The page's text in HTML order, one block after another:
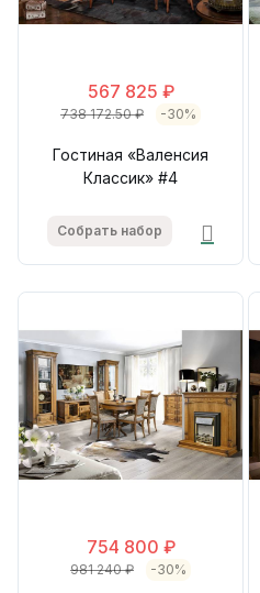
567 825 ₽
738 172.50 ₽ -30%
Гостиная «Валенсия
Классик» #4
Собрать набор
754 800 ₽
981 240 ₽ -30%